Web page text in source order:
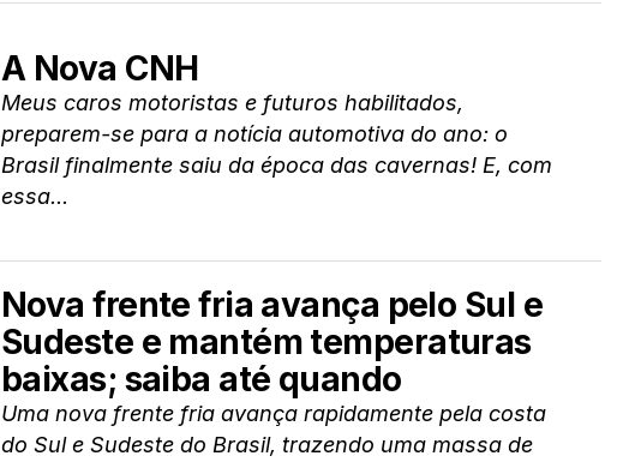
A Nova CNH
Meus caros motoristas e futuros habilitados,
preparem-se para a notícia automotiva do ano: o
Brasil finalmente saiu da época das cavernas! E, com
essa...
Nova frente fria avança pelo Sul e
Sudeste e mantém temperaturas
baixas; saiba até quando
Uma nova frente fria avança rapidamente pela costa
do Sul e Sudeste do Brasil, trazendo uma massa de